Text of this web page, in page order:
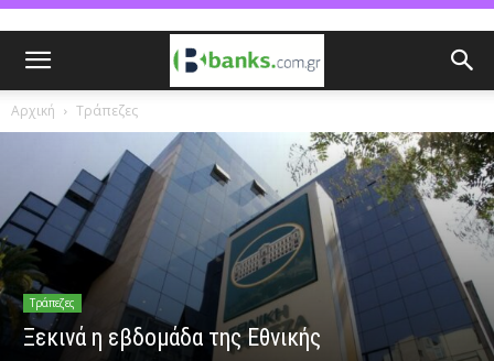
Αρχική Τράπεζες
Τράπεζες
Ξεκινά η εβδομάδα της Εθνικής